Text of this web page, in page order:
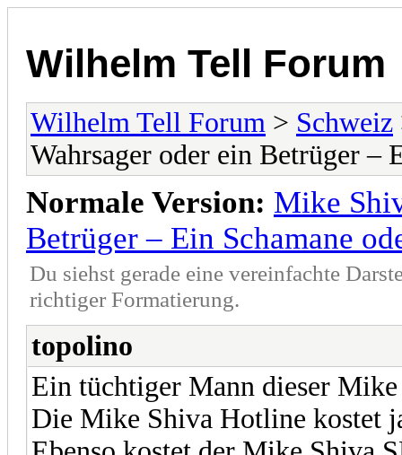
Wilhelm Tell Forum
Wilhelm Tell Forum > Schweiz
Wahrsager oder ein Betrüger –
Normale Version: Mike
Betrüger – Ein Schamane
Du siehst gerade eine vereinfachte
richtiger Formatierung.
topolino
Ein tüchtiger Mann dieser
Die Mike Shiva Hotline kostet